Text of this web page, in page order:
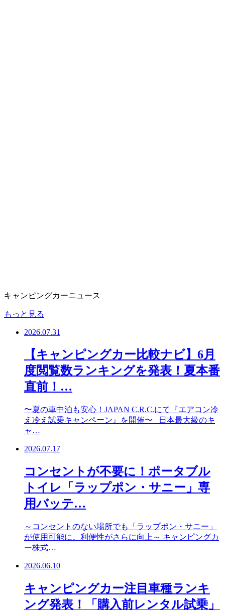
キャンピングカーニュース
もっと見る
2026.07.31
【キャンピングカー比較ナビ】6月
度閲覧数ランキングを発表！夏本番
直前！…
〜夏の車中泊も安心！JAPAN C.R.C.にて『エアコン冷
え冷え試乗キャンペーン』を開催〜 日本最大級のキ
ャ…
2026.07.17
コンセントが不要に！ポータブル
トイレ「ラップポン・サニー」専
用バッテ…
～コンセントのない場所でも「ラップポン・サニー」
が使用可能に。利便性がさらに向上～ キャンピングカ
ー株式…
2026.06.10
キャンピングカー注目車種ランキ
ング発表！「購入前レンタル試乗」